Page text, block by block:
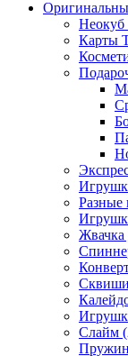
Неокуб
Карты
Разные
Жвачка
Сквиши
Слайм